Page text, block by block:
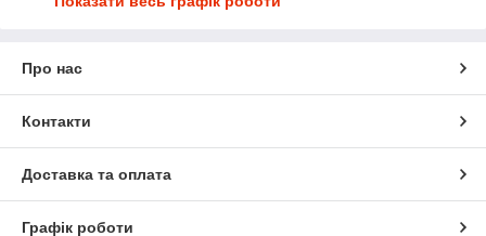
Про нас
Контакти
Доставка та оплата
Графік роботи